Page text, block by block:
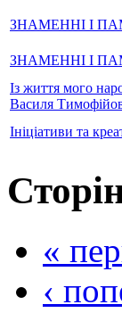
ЗНАМЕННІ І
ЗНАМЕННІ І
Із життя мого
Василя
Ініціативи та
«
‹